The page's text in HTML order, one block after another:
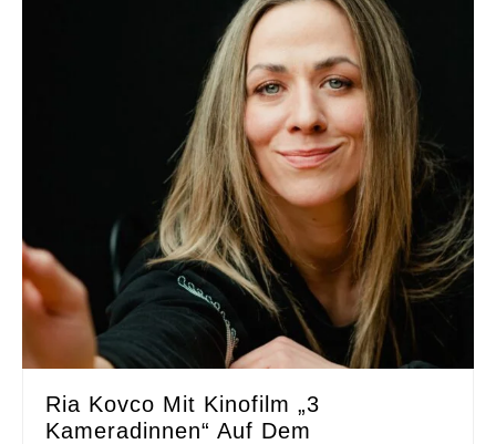
Ria Kovco Mit Kinofilm „3
Kameradinnen“ Auf Dem